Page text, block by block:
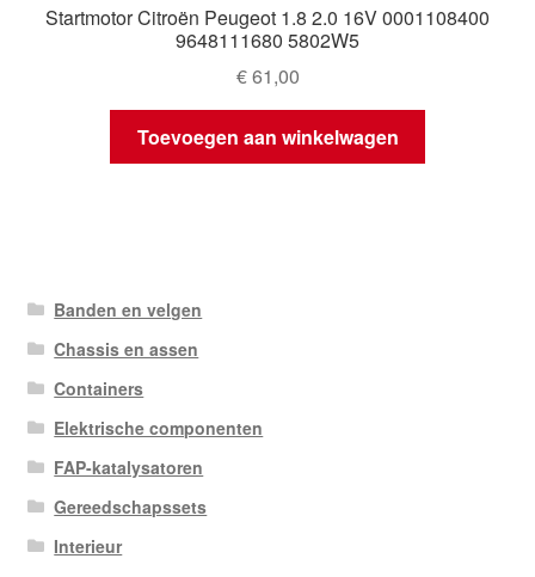
Startmotor Citroën Peugeot 1.8 2.0 16V 0001108400
9648111680 5802W5
€61,00
Toevoegen aan winkelwagen
Banden en velgen
Chassis en assen
Containers
Elektrische componenten
FAP-katalysatoren
Gereedschapssets
Interieur